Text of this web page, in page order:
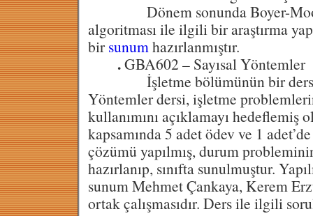
Dönem sonunda Boyer-
algoritması ile ilgili bir araştırma
bir sunumhazırlanmıştır.
.GBA602 – Sayısal Yöntemler
İşletme bölümünün bir dersi
Yöntemler dersi, işletme
kullanımını açıklamayı hedeflemiş
kapsamında 5 adet ödev ve 1
çözümü yapılmış, durum
hazırlanıp, sınıfta sunulmuştur.
sunum Mehmet Çankaya, Kerem
ortak çalışmasıdır. Ders ile ilgili